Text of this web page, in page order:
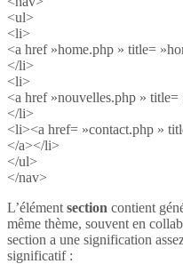
<ul>
<li>
<a href »home.php » title=
</li>
<li>
<a href »nouvelles.php »
</li>
<li><a href= »contact.php »
</a></li>
</ul>
</nav>
L’élément section contient
même thème, souvent en
section a une signification
significatif :